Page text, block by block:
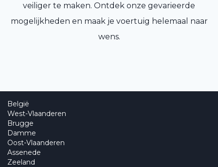
veiliger te maken. Ontdek onze gevarieerde
mogelijkheden en maak je voertuig helemaal naar
wens.
België
West-Vlaanderen
Brugge
Damme
Oost-Vlaanderen
Assenede
Zeeland